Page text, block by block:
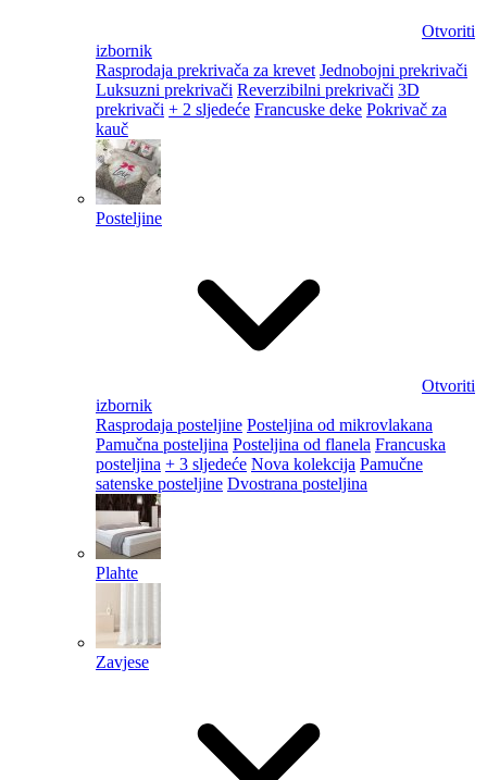
Otvoriti
izbornik
Rasprodaja prekrivača za krevet Jednobojni prekrivači
Luksuzni prekrivači Reverzibilni prekrivači 3D
prekrivači + 2 sljedeće Francuske deke Pokrivač za
kauč
Posteljine
Otvoriti
izbornik
Rasprodaja posteljine Posteljina od mikrovlakana
Pamučna posteljina Posteljina od flanela Francuska
posteljina + 3 sljedeće Nova kolekcija Pamučne
satenske posteljine Dvostrana posteljina
Plahte
Zavjese